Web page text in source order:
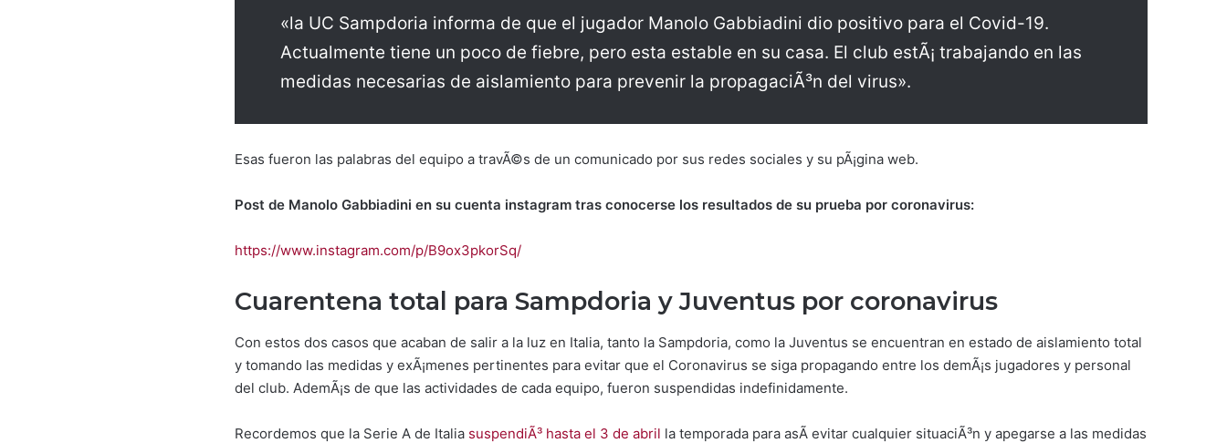
«la UC Sampdoria informa de que el jugador Manolo Gabbiadini dio positivo para el Covid-19.
Actualmente tiene un poco de fiebre, pero esta estable en su casa. El club estÃ¡ trabajando en las
medidas necesarias de aislamiento para prevenir la propagaciÃ³n del virus».
Esas fueron las palabras del equipo a travÃ©s de un comunicado por sus redes sociales y su pÃ¡gina web.
Post de Manolo Gabbiadini en su cuenta instagram tras conocerse los resultados de su prueba por coronavirus:
https://www.instagram.com/p/B9ox3pkorSq/
Cuarentena total para Sampdoria y Juventus por coronavirus
Con estos dos casos que acaban de salir a la luz en Italia, tanto la Sampdoria, como la Juventus se encuentran en estado de aislamiento total
y tomando las medidas y exÃ¡menes pertinentes para evitar que el Coronavirus se siga propagando entre los demÃ¡s jugadores y personal
del club. AdemÃ¡s de que las actividades de cada equipo, fueron suspendidas indefinidamente.
Recordemos que la Serie A de Italia suspendiÃ³ hasta el 3 de abril la temporada para asÃ­ evitar cualquier situaciÃ³n y apegarse a las medidas